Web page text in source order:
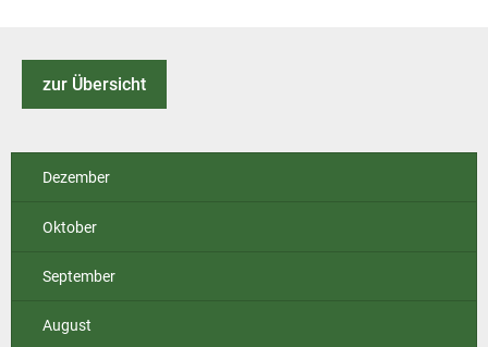
zur Übersicht
Dezember
Oktober
September
August